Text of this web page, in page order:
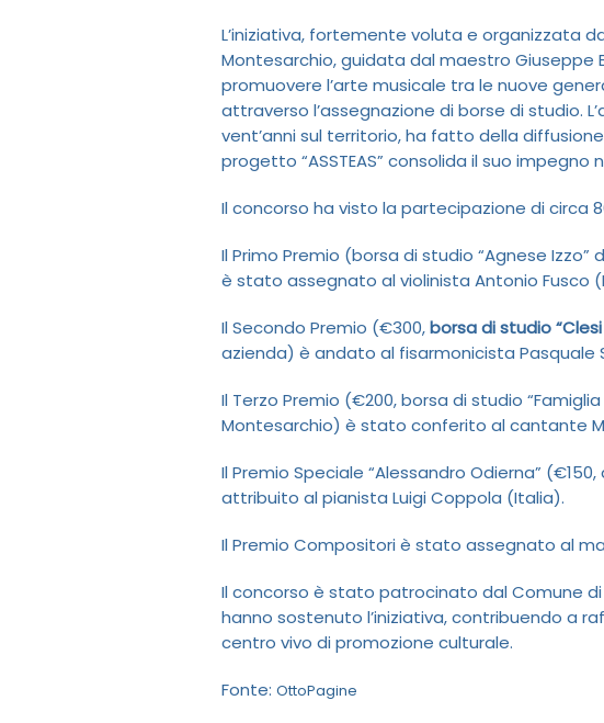
L’iniziativa, fortemente voluta e organizzata
Montesarchio, guidata dal maestro Giuseppe
promuovere l’arte musicale tra le nuove
attraverso l’assegnazione di borse di studio.
vent’anni sul territorio, ha fatto della
progetto “ASSTEAS” consolida il suo
Il concorso ha visto la partecipazione di circa
Il Primo Premio (borsa di studio “Agnese
è stato assegnato al violinista Antonio Fusco
Il Secondo Premio (€300,borsa di studio
azienda) è andato al fisarmonicista Pasquale
Il Terzo Premio (€200, borsa di studio
Montesarchio) è stato conferito al cantante
Il Premio Speciale “Alessandro Odierna”
attribuito al pianista Luigi Coppola (Italia).
Il Premio Compositori è stato assegnato al
Il concorso è stato patrocinato dal Comune
hanno sostenuto l’iniziativa, contribuendo a
centro vivo di promozione culturale.
Fonte: OttoPagine